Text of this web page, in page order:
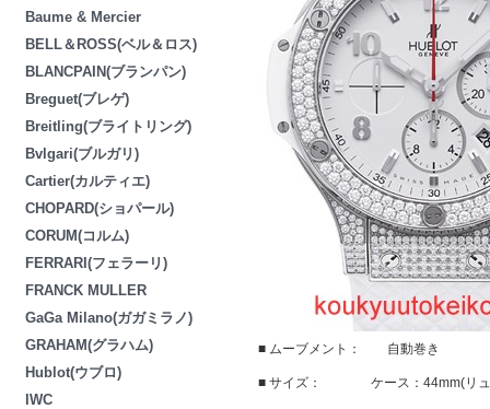
Baume & Mercier
BELL＆ROSS(ベル＆ロス)
BLANCPAIN(ブランパン)
Breguet(ブレゲ)
Breitling(ブライトリング)
Bvlgari(ブルガリ)
Cartier(カルティエ)
CHOPARD(ショパール)
CORUM(コルム)
FERRARI(フェラーリ)
FRANCK MULLER
GaGa Milano(ガガミラノ)
GRAHAM(グラハム)
Hublot(ウブロ)
IWC
■ ムーブメント： 自動巻き
■ サイズ： ケース：44mm(リュ